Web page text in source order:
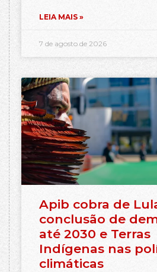
LEIA MAIS »
7 de agosto de 2026
Apib cobra de
conclusão de
até 2030 e Terras
Indígenas nas
climáticas